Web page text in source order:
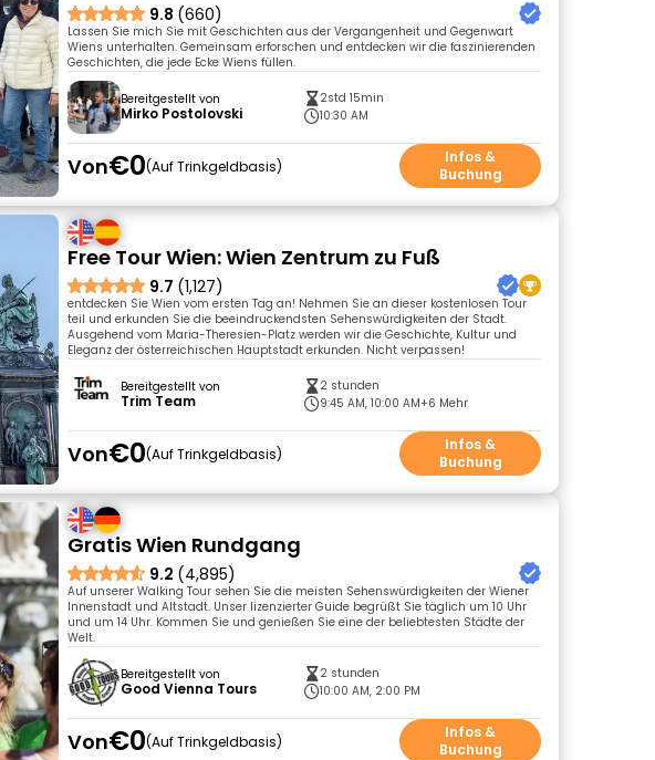
9.8 (660)
Lassen Sie mich Sie mit Geschichten aus der Vergangenheit und Gegenwart
Wiens unterhalten. Gemeinsam erforschen und entdecken wir die faszinierenden
Geschichten, die jede Ecke Wiens füllen.
Bereitgestellt von
Mirko Postolovski
2std 15min
10:30 AM
Von€0 Auf Trinkgeldbasis
Infos &
Buchung
Free Tour Wien: Wien Zentrum zu Fuß
9.7 (1,127)
entdecken Sie Wien vom ersten Tag an! Nehmen Sie an dieser kostenlosen Tour
teil und erkunden Sie die beeindruckendsten Sehenswürdigkeiten der Stadt.
Ausgehend vom Maria-Theresien-Platz werden wir die Geschichte, Kultur und
Eleganz der österreichischen Hauptstadt erkunden. Nicht verpassen!
Bereitgestellt von
Trim Team
2 stunden
9:45 AM, 10:00 AM+6 Mehr
Von€0 Auf Trinkgeldbasis
Infos &
Buchung
Gratis Wien Rundgang
9.2 (4,895)
Auf unserer Walking Tour sehen Sie die meisten Sehenswürdigkeiten der Wiener
Innenstadt und Altstadt. Unser lizenzierter Guide begrüßt Sie täglich um 10 Uhr
und um 14 Uhr. Kommen Sie und genießen Sie eine der beliebtesten Städte der
Welt.
Bereitgestellt von
Good Vienna Tours
2 stunden
10:00 AM, 2:00 PM
Von€0 Auf Trinkgeldbasis
Infos &
Buchung